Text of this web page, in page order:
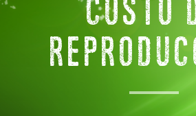
COSTO